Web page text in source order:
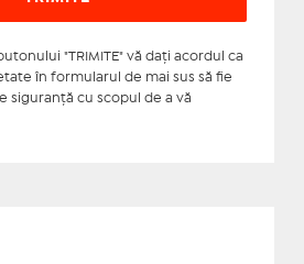
"TRIMITE" vă daţi acordul ca
în formularul de mai sus să fie
siguranţă cu scopul de a vă